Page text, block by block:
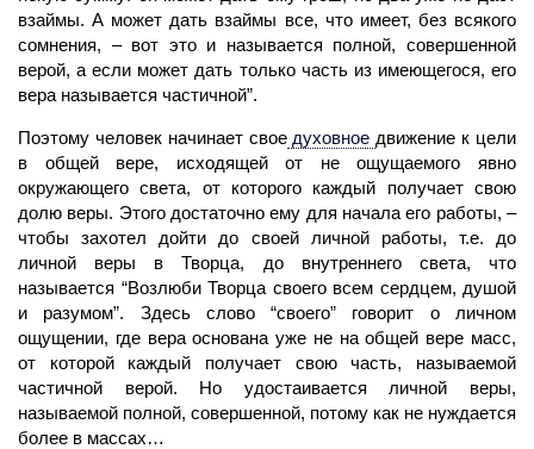
взаймы. А может дать взаймы все, что имеет, без всякого
сомнения, – вот это и называется полной, совершенной
верой, а если может дать только часть из имеющегося, его
вера называется частичной”.
Поэтому человек начинает своедуховное движение к цели
в общей вере, исходящей от не ощущаемого явно
окружающего света, от которого каждый получает свою
долю веры. Этого достаточно ему для начала его работы, –
чтобы захотел дойти до своей личной работы, т.е. до
личной веры в Творца, до внутреннего света, что
называется “Возлюби Творца своего всем сердцем, душой
и разумом”. Здесь слово “своего” говорит о личном
ощущении, где вера основана уже не на общей вере масс,
от которой каждый получает свою часть, называемой
частичной верой. Но удостаивается личной веры,
называемой полной, совершенной, потому как не нуждается
более в массах…